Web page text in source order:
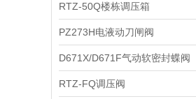
RTZ-50Q楼栋调压箱
PZ273H电液动刀闸阀
D671X/D671F气动软密封蝶阀
RTZ-FQ调压阀